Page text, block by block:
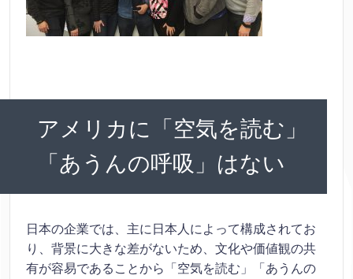
アメリカに「空気を読む」
「あうんの呼吸」はない
日本の企業では、主に日本人によって構成されてお
り、背景に大きな差がないため、文化や価値観の共
有が容易であることから「空気を読む」「あうんの